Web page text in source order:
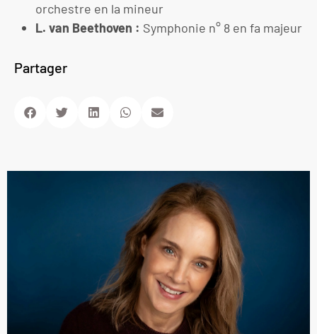
orchestre en la mineur
L. van Beethoven : Symphonie n° 8 en fa majeur
Partager